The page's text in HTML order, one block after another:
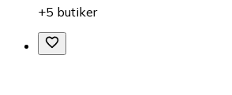
+5 butiker